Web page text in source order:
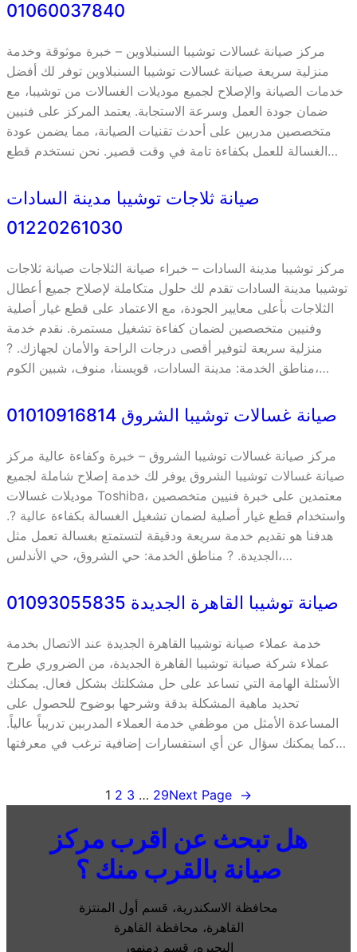
01060037840
مركز صيانة غسالات توشيبا السنبلاوين – خبرة موثوقة وخدمة
منزلية سريعة صيانة غسالات توشيبا السنبلاوين توفر لك أفضل
خدمات الصيانة والإصلاح لجميع موديلات الغسالات من توشيبا، مع
ضمان جودة العمل وسرعة الاستجابة. يعتمد المركز على فنيين
متخصصين مدربين على أحدث تقنيات الصيانة، مما يضمن عودة
الغسالة للعمل بكفاءة تامة في وقت قصير. نحن نستخدم قطع…
صيانة ثلاجات توشيبا مدينة السادات
01220261030
مركز توشيبا مدينة السادات – خبراء صيانة الثلاجات صيانة ثلاجات
توشيبا مدينة السادات تقدم لك حلول متكاملة لإصلاح جميع أعطال
الثلاجات بأعلى معايير الجودة، مع الاعتماد على قطع غيار أصلية
وفنيين متخصصين لضمان كفاءة تشغيل مستمرة. نقدم خدمة
منزلية سريعة لتوفير أقصى درجات الراحة والأمان لجهازك. ?
مناطق الخدمة: مدينة السادات، قويسنا، منوف، شبين الكوم،…
صيانة غسالات توشيبا الشروق 01010916814
مركز صيانة غسالات توشيبا الشروق – خبرة وكفاءة عالية مركز
صيانة غسالات توشيبا الشروق يوفر لك خدمة إصلاح شاملة لجميع
موديلات غسالات Toshiba، معتمدين على خبرة فنيين متخصصين
واستخدام قطع غيار أصلية لضمان تشغيل الغسالة بكفاءة عالية ?.
هدفنا هو تقديم خدمة سريعة ودقيقة لتستمتع بغسالة تعمل مثل
الجديدة. ? مناطق الخدمة: حي الشروق، حي الأندلس،…
صيانة توشيبا القاهرة الجديدة 01093055835
خدمة عملاء صيانة توشيبا القاهرة الجديدة عند الاتصال بخدمة
عملاء شركة صيانة توشيبا القاهرة الجديدة، من الضروري طرح
الأسئلة الهامة التي تساعد على حل مشكلتك بشكل فعال. يمكنك
تحديد ماهية المشكلة بدقة وشرحها بوضوح للحصول على
المساعدة الأمثل من موظفي خدمة العملاء المدربين تدريباً عالياً.
كما يمكنك سؤال عن أي استفسارات إضافية ترغب في معرفتها…
1 2 3 … 29Next Page →
هل تبحث عن اقرب مركز
صيانة بالقرب منك ؟
محافظة الاسكندرية، قسم أول المنتزة
القاهرة، محافظة القاهرة
البحيره، قسم دمنهور